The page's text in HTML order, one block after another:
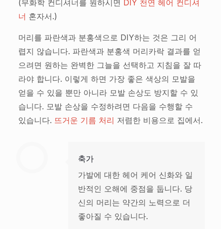
(무화학 컨디셔너를 원하시면 DIY 천연 헤어 컨디셔
너 혼자서.)
머리를 파란색과 분홍색으로 DIY하는 것은 그리 어
렵지 않습니다. 파란색과 분홍색 머리카락 결과를 얻
으려면 원하는 완벽한 그늘을 선택하고 지침을 잘 따
라야 합니다. 이렇게 하면 가장 좋은 색상의 모발을
얻을 수 있을 뿐만 아니라 모발 손상도 방지할 수 있
습니다. 모발 손상을 수정하려면 다음을 수행할 수
있습니다. 뜨거운 기름 처리 저렴한 비용으로 집에서.
축가
가발에 대한 헤어 케어 신화와 일
반적인 오해에 중점을 둡니다. 당
신의 머리는 약간의 노력으로 더
좋아질 수 있습니다.